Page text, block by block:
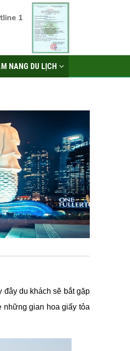
1
NANG DU LỊCH
đây du khách sẽ bắt gặp
những gian hoa giấy tỏa